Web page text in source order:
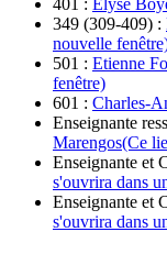
349 (309-409) :
nouvelle
501 : Etienne
fenêtre)
601 : Charles-
Enseignante
Marengos(Ce
Enseignante et
s'ouvrira dans
Enseignante et
s'ouvrira dans